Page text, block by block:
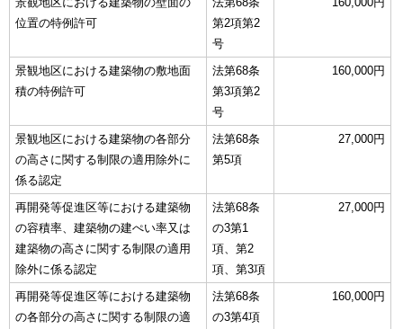
位置の特例許可
第2項第2
号
景観地区における建築物の敷地面
積の特例許可
法第68条
第3項第2
号
160,000円
景観地区における建築物の各部分
の高さに関する制限の適用除外に
係る認定
法第68条
第5項
27,000円
再開発等促進区等における建築物
の容積率、建築物の建ぺい率又は
建築物の高さに関する制限の適用
除外に係る認定
法第68条
の3第1
項、第2
項、第3項
27,000円
再開発等促進区等における建築物
の各部分の高さに関する制限の適
法第68条
の3第4項
160,000円